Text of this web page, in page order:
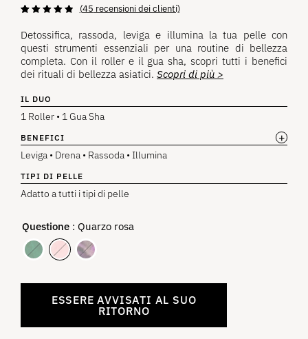
su 5
basata su
recensioni dei
clienti
(45 recensioni dei clienti)
Detossifica, rassoda, leviga e illumina la tua pelle con
questi strumenti essenziali per una routine di bellezza
completa. Con il roller e il gua sha, scopri tutti i benefici
dei rituali di bellezza asiatici. Scopri di più >
IL DUO
1 Roller • 1 Gua Sha
BENEFICI +
Leviga • Drena • Rassoda • Illumina
TIPI DI PELLE
Adatto a tutti i tipi di pelle
Questione : Quarzo rosa
ESSERE AVVISATI AL SUO
RITORNO